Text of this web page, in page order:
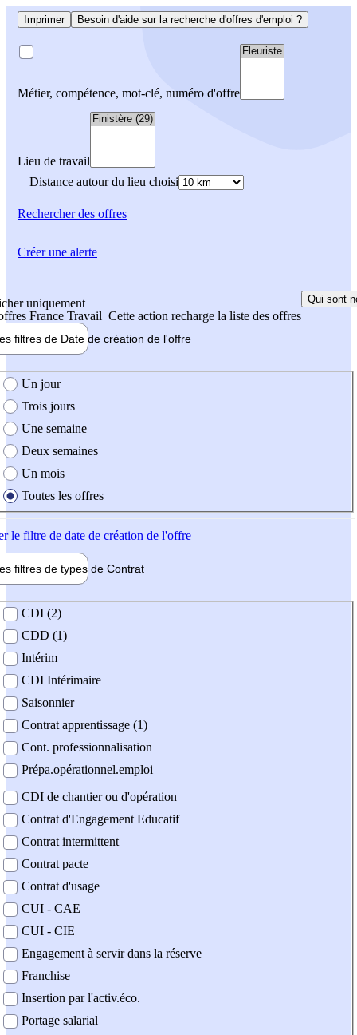
Imprimer Besoin d'aide sur la recherche d'offres d'emploi ?
Métier, compétence, mot-clé, numéro d'offre
Lieu de travail
Distance autour du lieu choisi
Rechercherdes offres
uniquement
France Travail Cette action recharge la liste des offres
Qui sont
filtres de Date de création de l'offre
création de l'offre
Un jour
Trois jours
Une semaine
Deux semaines
Un mois
Toutes les offres
le filtre de date de création de l'offre
filtres de types de Contrat
contrat
CDI (2)
CDD (1)
Intérim
CDI Intérimaire
Saisonnier
Contrat apprentissage (1)
Cont. professionnalisation
Prépa.opérationnel.emploi
CDI de chantier ou d'opération
Contrat d'Engagement Educatif
Contrat intermittent
Contrat pacte
Contrat d'usage
CUI - CAE
CUI - CIE
Engagement à servir dans la réserve
Franchise
Insertion par l'activ.éco.
Portage salarial
Créer une alerte